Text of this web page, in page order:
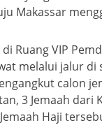
Makassar
Ruang VIP
melalui jalur
calon
3 Jemaah dari
Haji